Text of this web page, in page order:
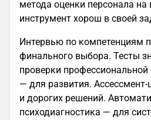
метода оценки персонала
инструмент хорош в своей
Интервью по компетенциям
финального выбора. Тесты
проверки
— для развития.
и дорогих решений.
психодиагностика — для